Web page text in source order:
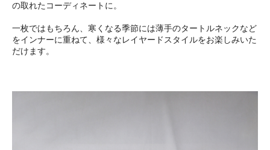
の取れたコーディネートに。
一枚ではもちろん、寒くなる季節には薄手のタートルネックなど
をインナーに重ねて、様々なレイヤードスタイルをお楽しみいた
だけます。